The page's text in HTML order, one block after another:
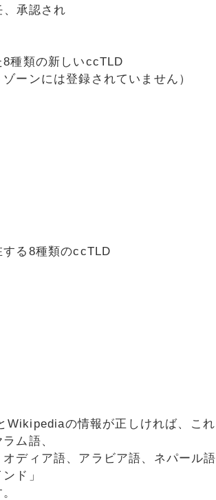
承認され
8種類の新しいccTLD
ゾーンには登録されていません）
する8種類のccTLD
Wikipediaの情報が正しければ、こ
ム語、
ディア語、アラビア語、ネパール
ド」